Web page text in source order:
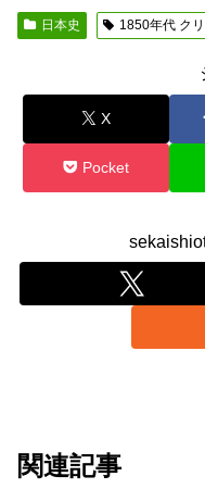
日本史 1850年代 ク
X
Pocket
関連記事